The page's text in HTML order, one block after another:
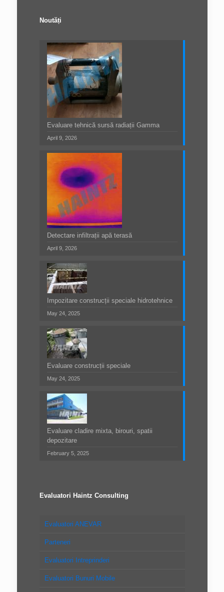
Noutăți
Evaluare tehnică sursă radiații Gamma
April 9, 2026
Detectare infiltrații apă terasă
April 9, 2026
Impozitare construcții speciale hidrotehnice
May 24, 2025
Evaluare construcții speciale
May 24, 2025
Evaluare cladire mixta, birouri, spatii
depozitare
February 5, 2025
Evaluatori Haintz Consulting
Evaluatori ANEVAR
Parteneri
Evaluatori Intreprinderi
Evaluatori Bunuri Mobile